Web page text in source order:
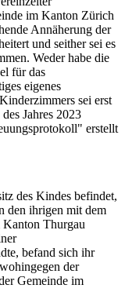
im Kanton Zürich
Annäherung der
und seither sei es
Weder habe die
für das
eigenes
sei erst
Jahres 2023
erstellt
des Kindes befindet,
den ihrigen mit dem
Kanton Thurgau
befand sich ihr
der
Gemeinde im